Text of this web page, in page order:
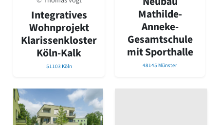
David Chipperfield
Harald Deilmann
Gottfried Böhm
Schneider von Esleben
Peter Behrens
Auszeichnung vorbildlicher Bauten NRW 2020
Big Beautiful Buildings (Großbauten der Nachkriegszeit)
Gesamtübersicht...
Gegenwart
Postmoderne
Integratives
Wohnprojekt
Klarissenkloster
Köln-Kalk
51103 Köln
Mathilde-
Anneke-
Gesamtschule
mit Sporthalle
48145 Münster